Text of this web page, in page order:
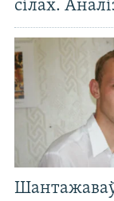
сілах.